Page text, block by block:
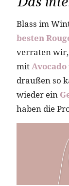
Blass im
besten
verraten
mitAvocado
draußen so
wieder ein
haben die